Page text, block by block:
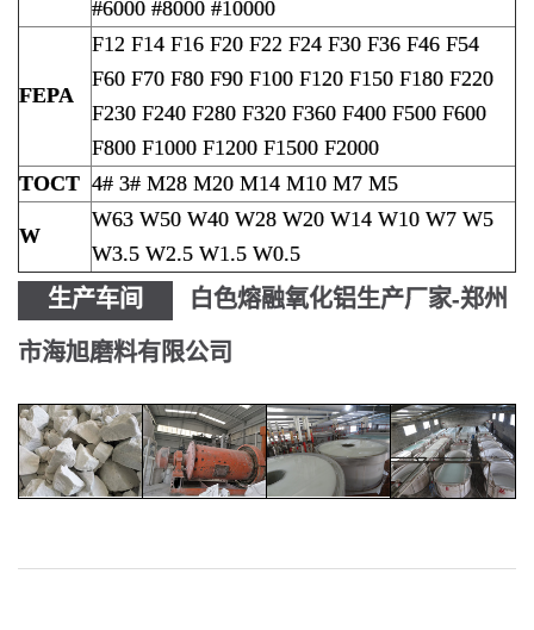
#6000 #8000 #10000
FEPA
F12 F14 F16 F20 F22 F24 F30 F36 F46 F54
F60 F70 F80 F90 F100 F120 F150 F180 F220
F230 F240 F280 F320 F360 F400 F500 F600
F800 F1000 F1200 F1500 F2000
TOCT 4# 3# M28 M20 M14 M10 M7 M5
W
W63 W50 W40 W28 W20 W14 W10 W7 W5
W3.5 W2.5 W1.5 W0.5
生产车间 白色熔融氧化铝生产厂家-郑州
市海旭磨料有限公司